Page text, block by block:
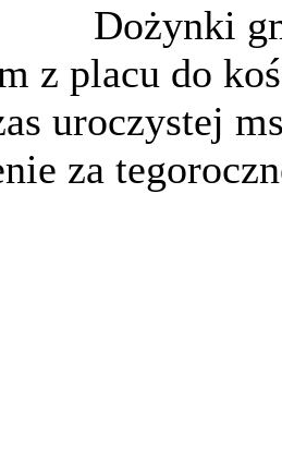
Dożynki
z placu do
uroczystej
za